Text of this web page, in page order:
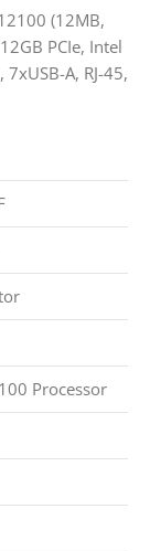
(12MB,
PCIe, Intel
A, RJ-45,
Processor